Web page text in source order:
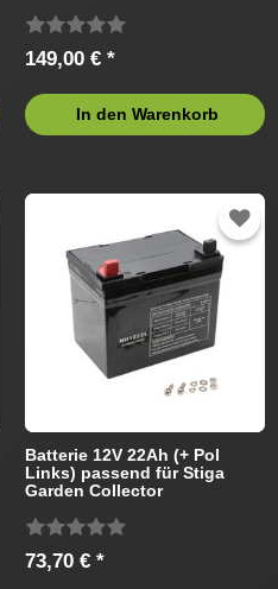
149,00 € *
In den Warenkorb
Batterie 12V 22Ah (+ Pol
Links) passend für Stiga
Garden Collector
73,70 € *